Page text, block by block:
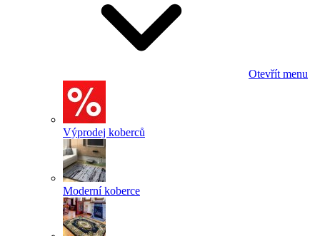
Otevřít menu
Výprodej koberců
Moderní koberce